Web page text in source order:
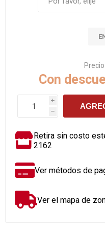
Precio:
Con
i
h
Retira sin costo
2162
Ver métodos de
Ver el mapa de